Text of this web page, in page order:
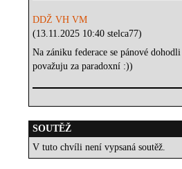
DDŽ VH VM
(13.11.2025 10:40 stelca77)
Na zániku federace se pánové
považuju za paradoxní :))
SOUTĚŽ
V tuto chvíli není vypsaná soutěž.